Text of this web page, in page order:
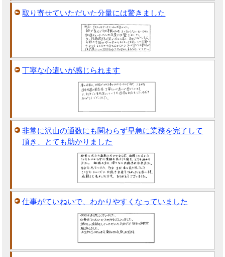
取り寄せていただいた分量には驚きました
丁寧な心遣いが感じられます
非常に沢山の通数にも関わらず早急に業務を完了して
頂き、とても助かりました
仕事がていねいで、わかりやすくなっていました